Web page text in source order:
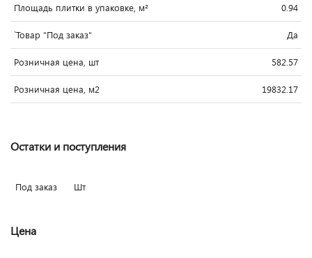
Площадь плитки в упаковке, м² 0.94
`Товар "Под заказ" Да
Розничная цена, шт 582.57
Розничная цена, м2 19832.17
Остатки и поступления
Под заказ Шт
Цена